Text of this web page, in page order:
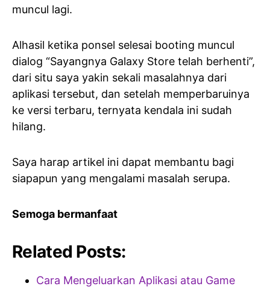
muncul lagi.
Alhasil ketika ponsel selesai booting muncul
dialog “Sayangnya Galaxy Store telah berhenti”,
dari situ saya yakin sekali masalahnya dari
aplikasi tersebut, dan setelah memperbaruinya
ke versi terbaru, ternyata kendala ini sudah
hilang.
Saya harap artikel ini dapat membantu bagi
siapapun yang mengalami masalah serupa.
Semoga bermanfaat
Related Posts:
Cara Mengeluarkan Aplikasi atau Game